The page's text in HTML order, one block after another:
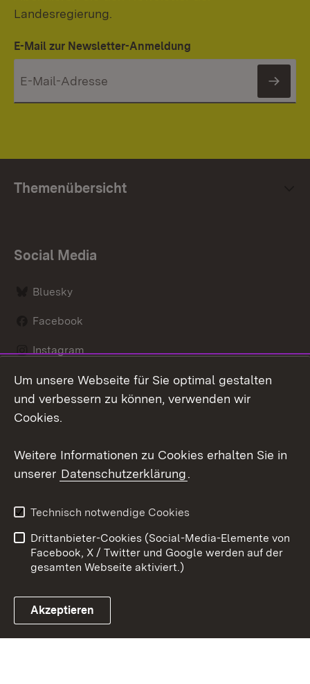
Landesregierung.
E-Mail zur Newsletter-Anmeldung
Themenübersicht
Social Media
Bluesky
Facebook
Instagram
LinkedIn
Link zum Landesportal
Datenschutz
Barrierefreiheit
Impressum
Cookies
Um unsere Webseite für Sie optimal gestalten
und verbessern zu können, verwenden wir
Cookies.
Weitere Informationen zu Cookies erhalten Sie in
unserer Datenschutzerklärung.
Technisch notwendige Cookies
Drittanbieter-Cookies (Social-Media-Elemente von
Facebook, X / Twitter und Google werden auf der
gesamten Webseite aktiviert.)
Akzeptieren